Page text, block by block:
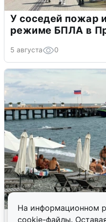
На информационном
cookie-файлы.
У соседей пожар
режиме БПЛА в
5 августа 0
Жители и